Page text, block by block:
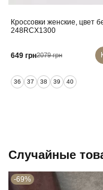
Кроссовки женские, цвет
248RCX1300
649 грн2079 грн
36 37 38 39 40
Случайные
-69%